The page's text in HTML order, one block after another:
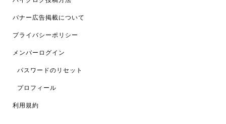
バナー広告掲載について
プライバシーポリシー
メンバーログイン
パスワードのリセット
プロフィール
利用規約